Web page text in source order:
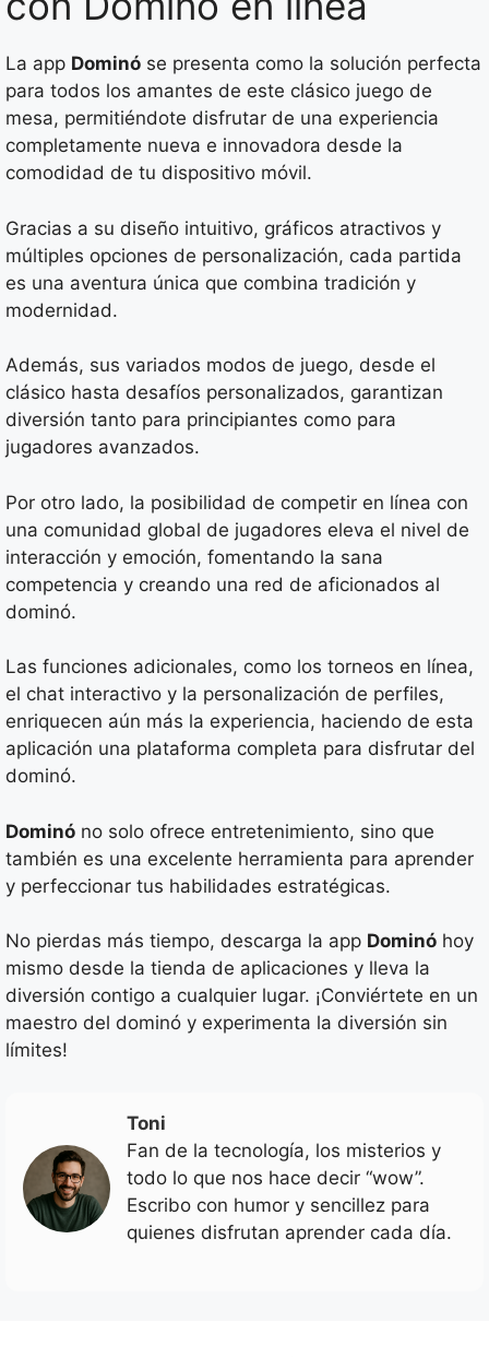
La app Dominó se presenta como la solución perfecta
para todos los amantes de este clásico juego de
mesa, permitiéndote disfrutar de una experiencia
completamente nueva e innovadora desde la
comodidad de tu dispositivo móvil.
Gracias a su diseño intuitivo, gráficos atractivos y
múltiples opciones de personalización, cada partida
es una aventura única que combina tradición y
modernidad.
Además, sus variados modos de juego, desde el
clásico hasta desafíos personalizados, garantizan
diversión tanto para principiantes como para
jugadores avanzados.
Por otro lado, la posibilidad de competir en línea con
una comunidad global de jugadores eleva el nivel de
interacción y emoción, fomentando la sana
competencia y creando una red de aficionados al
dominó.
Las funciones adicionales, como los torneos en línea,
el chat interactivo y la personalización de perfiles,
enriquecen aún más la experiencia, haciendo de esta
aplicación una plataforma completa para disfrutar del
dominó.
Dominó no solo ofrece entretenimiento, sino que
también es una excelente herramienta para aprender
y perfeccionar tus habilidades estratégicas.
No pierdas más tiempo, descarga la app Dominó hoy
mismo desde la tienda de aplicaciones y lleva la
diversión contigo a cualquier lugar. ¡Conviértete en un
maestro del dominó y experimenta la diversión sin
límites!
Toni
Fan de la tecnología, los misterios y
todo lo que nos hace decir “wow”.
Escribo con humor y sencillez para
quienes disfrutan aprender cada día.